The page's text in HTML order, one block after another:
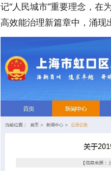
记“人民城市”重要理念，在
高效能治理新篇章中，涌现